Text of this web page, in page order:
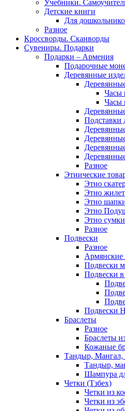
Учебники.
Детские книги
Для
Разное
Кроссворды. Сканворды
Сувениры. Подарки
Подарки – Армения
Подарочные
Деревянные
Часы
Часы
Подставки
Разное
Этнические
Этно
Этно
Этно
Этно
Этно сумки
Разное
Подвески
Разное
Армянские
Подвески
Подвески
Подвески
Браслеты
Разное
Браслеты
Кожаные
Тандыр,
Тандыр,
Шампура
Четки (Тзбех)
Четки из
Четки из